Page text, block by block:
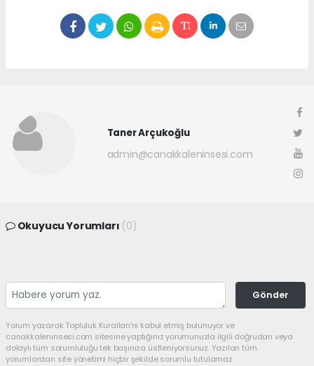
Taner Arçukoğlu
admin@canakkaleninsesi.com
Okuyucu Yorumları (0)
Gönder
Yorum yazarak Topluluk Kuralları’nı kabul etmiş bulunuyor ve
canakkaleninsesi.com sitesine yaptığınız yorumunuzla ilgili doğrudan veya
dolaylı tüm sorumluluğu tek başınıza üstleniyorsunuz. Yazılan tüm
yorumlardan site yönetimi hiçbir şekilde sorumlu tutulamaz.